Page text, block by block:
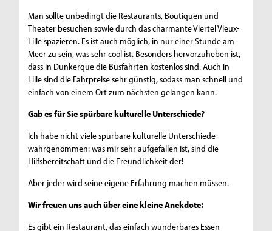
Man sollte unbedingt die Restaurants, Boutiquen und
Theater besuchen sowie durch das charmante Viertel Vieux-
Lille spazieren. Es ist auch möglich, in nur einer Stunde am
Meer zu sein, was sehr cool ist. Besonders hervorzuheben ist,
dass in Dunkerque die Busfahrten kostenlos sind. Auch in
Lille sind die Fahrpreise sehr günstig, sodass man schnell und
einfach von einem Ort zum nächsten gelangen kann.
Gab es für Sie spürbare kulturelle Unterschiede?
Ich habe nicht viele spürbare kulturelle Unterschiede
wahrgenommen: was mir sehr aufgefallen ist, sind die
Hilfsbereitschaft und die Freundlichkeit der!
Aber jeder wird seine eigene Erfahrung machen müssen.
Wir freuen uns auch über eine kleine Anekdote:
Es gibt ein Restaurant, das einfach wunderbares Essen